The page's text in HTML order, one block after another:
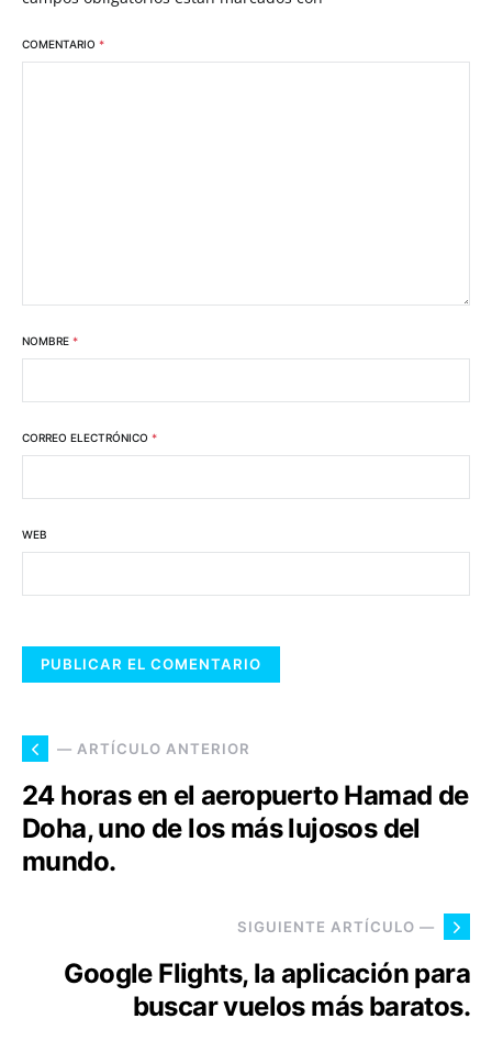
COMENTARIO *
NOMBRE *
CORREO ELECTRÓNICO *
WEB
— ARTÍCULO ANTERIOR
24 horas en el aeropuerto Hamad de
Doha, uno de los más lujosos del
mundo.
SIGUIENTE ARTÍCULO —
Google Flights, la aplicación para
buscar vuelos más baratos.